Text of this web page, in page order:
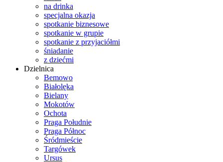
na drinka
specjalna okazja
spotkanie biznesowe
spotkanie w grupie
spotkanie z przyjaciółmi
śniadanie
z dziećmi
Dzielnica
Bemowo
Białolęka
Bielany
Mokotów
Ochota
Praga Południe
Praga Północ
Śródmieście
Targówek
Ursus